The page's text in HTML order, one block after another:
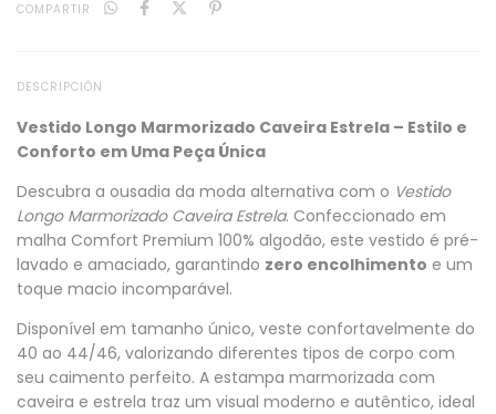
COMPARTIR
DESCRIPCIÓN
Vestido Longo Marmorizado Caveira Estrela – Estilo e
Conforto em Uma Peça Única
Descubra a ousadia da moda alternativa com o Vestido
Longo Marmorizado Caveira Estrela. Confeccionado em
malha Comfort Premium 100% algodão, este vestido é pré-
lavado e amaciado, garantindo zero encolhimento e um
toque macio incomparável.
Disponível em tamanho único, veste confortavelmente do
40 ao 44/46, valorizando diferentes tipos de corpo com
seu caimento perfeito. A estampa marmorizada com
caveira e estrela traz um visual moderno e autêntico, ideal